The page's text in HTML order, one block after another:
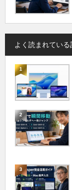
よく読まれてい
1
2
3